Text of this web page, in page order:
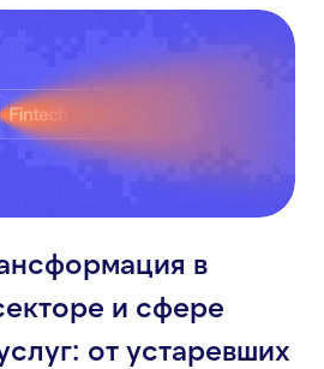
в
и сфере
от устаревших